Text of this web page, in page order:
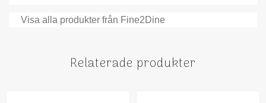
Visa alla produkter från Fine2Dine
Relaterade produkter